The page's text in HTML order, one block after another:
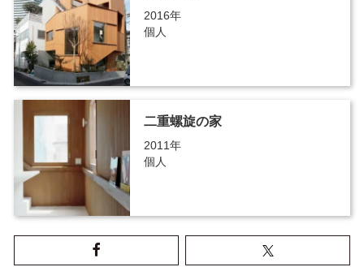
2016年
個人
二重螺旋の家
2011年
個人